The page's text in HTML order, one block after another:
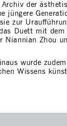
der
jüngere
zur
Duett mit dem
Niannian Zhou
wurde
Wissens